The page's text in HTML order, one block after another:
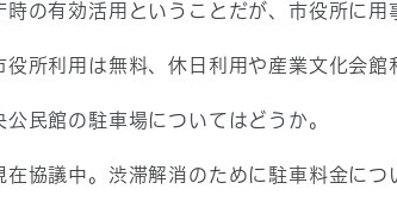
時の有効活用ということだが、市役所に用
役所利用は無料、休日利用や産業文化会館
公民館の駐車場についてはどうか。
在協議中。渋滞解消のために駐車料金につ